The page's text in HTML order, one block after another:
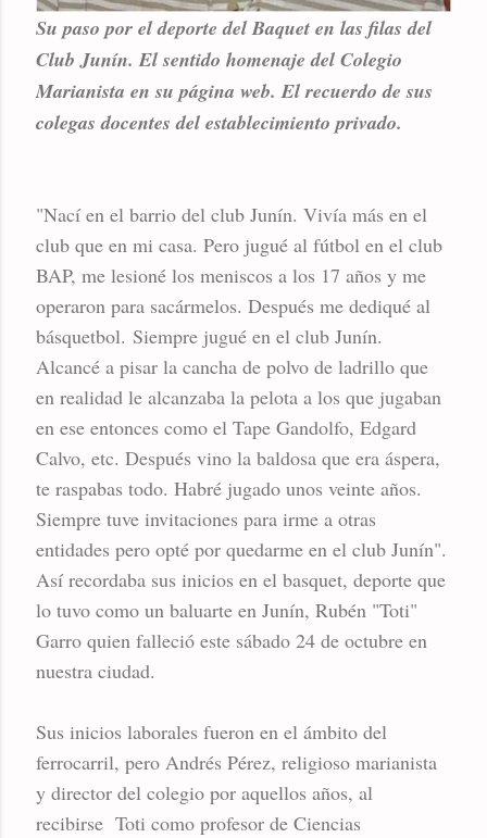
Su paso por el deporte del Baquet en las filas del
Club Junín. El sentido homenaje del Colegio
Marianista en su página web. El recuerdo de sus
colegas docentes del establecimiento privado.
"Nací en el barrio del club Junín. Vivía más en el
club que en mi casa. Pero jugué al fútbol en el club
BAP, me lesioné los meniscos a los 17 años y me
operaron para sacármelos. Después me dediqué al
básquetbol. Siempre jugué en el club Junín.
Alcancé a pisar la cancha de polvo de ladrillo que
en realidad le alcanzaba la pelota a los que jugaban
en ese entonces como el Tape Gandolfo, Edgard
Calvo, etc. Después vino la baldosa que era áspera,
te raspabas todo. Habré jugado unos veinte años.
Siempre tuve invitaciones para irme a otras
entidades pero opté por quedarme en el club Junín".
Así recordaba sus inicios en el basquet, deporte que
lo tuvo como un baluarte en Junín, Rubén "Toti"
Garro quien falleció este sábado 24 de octubre en
nuestra ciudad.
Sus inicios laborales fueron en el ámbito del
ferrocarril, pero Andrés Pérez, religioso marianista
y director del colegio por aquellos años, al
recibirse Toti como profesor de Ciencias